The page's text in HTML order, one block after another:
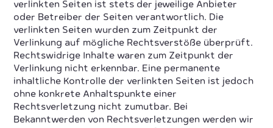
verlinkten Seiten ist stets der jeweilige Anbieter
oder Betreiber der Seiten verantwortlich. Die
verlinkten Seiten wurden zum Zeitpunkt der
Verlinkung auf mögliche Rechtsverstöße überprüft.
Rechtswidrige Inhalte waren zum Zeitpunkt der
Verlinkung nicht erkennbar. Eine permanente
inhaltliche Kontrolle der verlinkten Seiten ist jedoch
ohne konkrete Anhaltspunkte einer
Rechtsverletzung nicht zumutbar. Bei
Bekanntwerden von Rechtsverletzungen werden wir